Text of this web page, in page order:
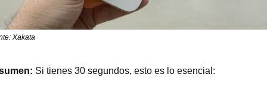
Xakata
Si tienes 30 segundos, esto es lo esencial: